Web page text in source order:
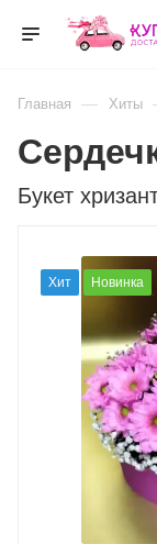
Главная — Хиты
Букет
Хит Новинка